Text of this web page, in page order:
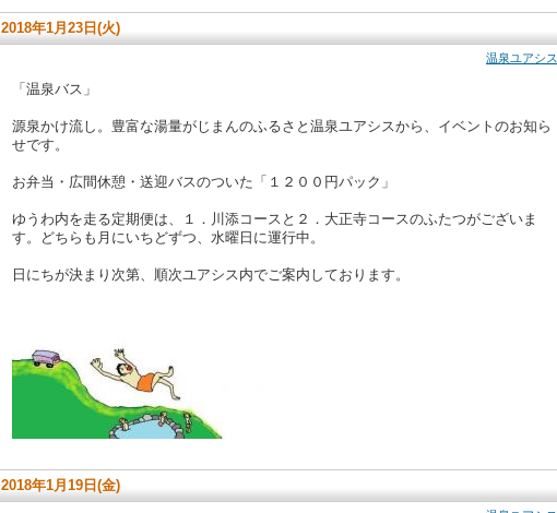
2018年1月23日(火)
温泉ユアシス
「温泉バス」
源泉かけ流し。豊富な湯量がじまんのふるさと温泉ユアシスから、イベントのお知ら
せです。
お弁当・広間休憩・送迎バスのついた「１２００円パック」
ゆうわ内を走る定期便は、１．川添コースと２．大正寺コースのふたつがございま
す。どちらも月にいちどずつ、水曜日に運行中。
日にちが決まり次第、順次ユアシス内でご案内しております。
2018年1月19日(金)